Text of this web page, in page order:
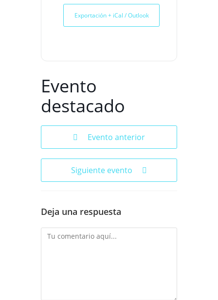
Exportación + iCal / Outlook
Evento
destacado
Evento anterior
Siguiente evento
Deja una respuesta
Comentario